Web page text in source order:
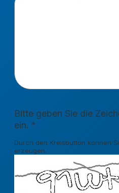
Bitte geben Sie die
ein.
Durch den Kreisbutton können
erzeugen.